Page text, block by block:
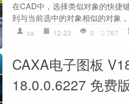
在CAD中，选择类似对象的快捷
到与当前选中的对象相似的对象
ca 12-23 0 767
CAXA电子图板
18.0.0.6227 免费